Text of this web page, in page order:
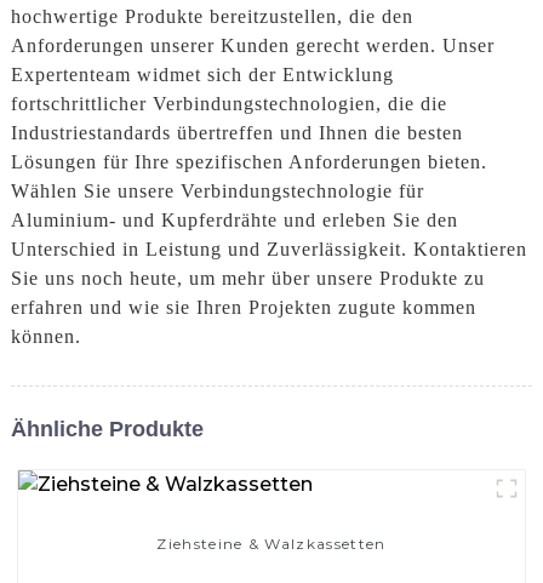
hochwertige Produkte bereitzustellen, die den
Anforderungen unserer Kunden gerecht werden. Unser
Expertenteam widmet sich der Entwicklung
fortschrittlicher Verbindungstechnologien, die die
Industriestandards übertreffen und Ihnen die besten
Lösungen für Ihre spezifischen Anforderungen bieten.
Wählen Sie unsere Verbindungstechnologie für
Aluminium- und Kupferdrähte und erleben Sie den
Unterschied in Leistung und Zuverlässigkeit. Kontaktieren
Sie uns noch heute, um mehr über unsere Produkte zu
erfahren und wie sie Ihren Projekten zugute kommen
können.
Ähnliche Produkte
Ziehsteine ​​& Walzkassetten